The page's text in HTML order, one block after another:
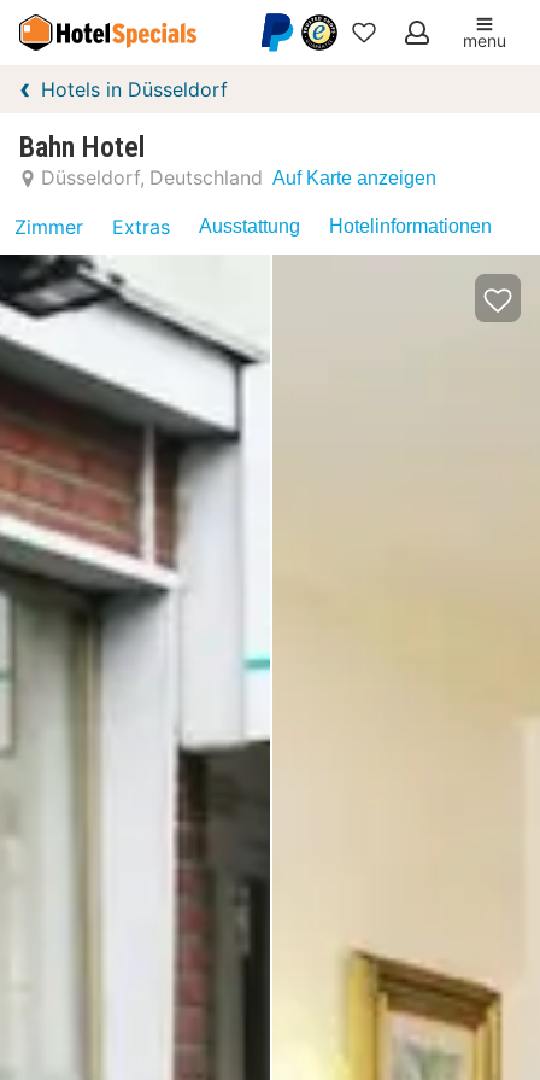
Meine
menu
Hotels in Düsseldorf
Bahn Hotel
Düsseldorf Deutschland Auf Karte anzeigen
Zimmer Extras Ausstattung Hotelinformationen